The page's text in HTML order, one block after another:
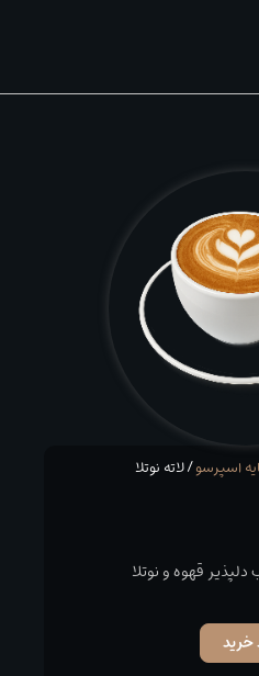
اسپرسو/ لاته نوتلا
قهوه و نوتلا
خرید